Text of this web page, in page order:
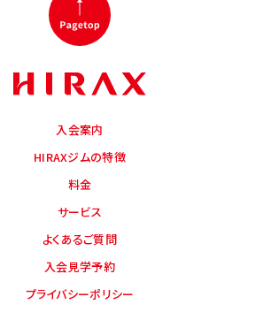
入会案内
HIRAXジムの特徴
料金
サービス
よくあるご質問
入会見学予約
プライバシーポリシー